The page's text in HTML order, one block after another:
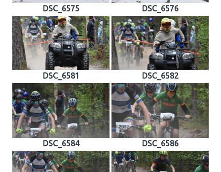
DSC_6575 DSC_6576
DSC_6581 DSC_6582
DSC_6584 DSC_6586